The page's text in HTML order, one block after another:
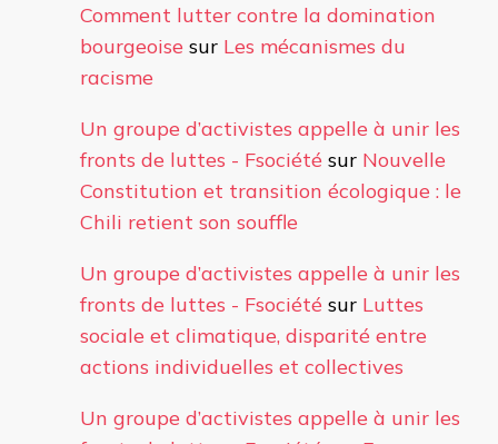
Comment lutter contre la domination
bourgeoise sur Les mécanismes du
racisme
Un groupe d’activistes appelle à unir les
fronts de luttes - Fsociété sur Nouvelle
Constitution et transition écologique : le
Chili retient son souffle
Un groupe d’activistes appelle à unir les
fronts de luttes - Fsociété sur Luttes
sociale et climatique, disparité entre
actions individuelles et collectives
Un groupe d’activistes appelle à unir les